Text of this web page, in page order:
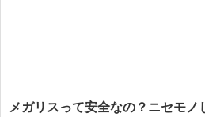
メガリスって安全なの？ニセモノ